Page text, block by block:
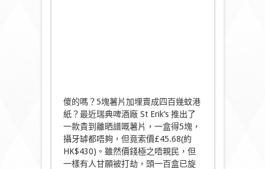
傻的嗎？5塊薯片加埋賣成四百幾蚊港
紙？最近瑞典啤酒廠 St Erik’s 推出了
一款貴到離晒譜嘅薯片，一盒得5塊，
攝牙罅都唔夠，但竟索價£45.68(約
HK$430)。雖然價錢極之唔親民，但
一樣有人甘願被打劫，頭一百盒已旋